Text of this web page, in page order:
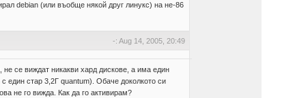
debian (или въобще някой друг линукс) на не-86
-: Aug 14, 2005, 20:49
се виждат никакви хард дискове, а има един
един стар 3,2Г quantum). Обаче доколкото си
не го вижда. Как да го активирам?